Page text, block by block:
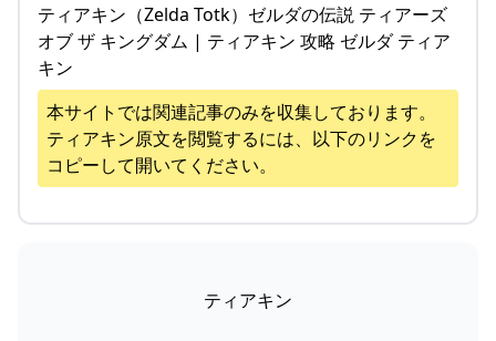
ティアキン（Zelda Totk）ゼルダの伝説 ティアーズ
オブ ザ キングダム | ティアキン 攻略 ゼルダ ティア
キン
本サイトでは関連記事のみを収集しております。
ティアキン原文を閲覧するには、以下のリンクを
コピーして開いてください。
ティアキン